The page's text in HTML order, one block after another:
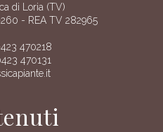
di Loria (TV)
- REA TV 282965
470218
470131